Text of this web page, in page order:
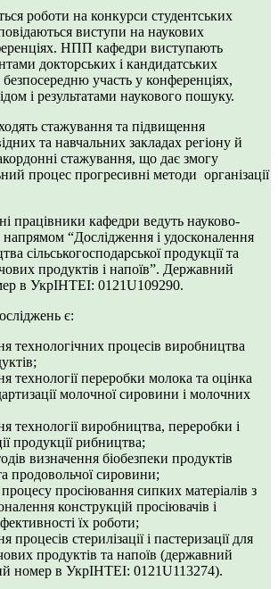
роботи на конкурси студентських
виступи на наукових
НПП кафедри виступають
докторських і кандидатських
безпосередню участь у конференціях,
і результатами наукового пошуку.
стажування та підвищення
та навчальних закладах регіону й
стажування, що дає змогу
процес прогресивні методи організації
працівники кафедри ведуть науково-
напрямом “Дослідження і удосконалення
сільськогосподарської продукції та
продуктів і напоїв”. Державний
в УкрІНТЕІ: 0121U109290.
є:
технологічних процесів виробництва
технології переробки молока та оцінка
молочної сировини і молочних
технології виробництва, переробки і
продукції рибництва;
визначення біобезпеки продуктів
продовольчої сировини;
просіювання сипких матеріалів з
конструкцій просіювачів і
їх роботи;
процесів стерилізації і пастеризації для
продуктів та напоїв (державний
номер в УкрІНТЕІ: 0121U113274).